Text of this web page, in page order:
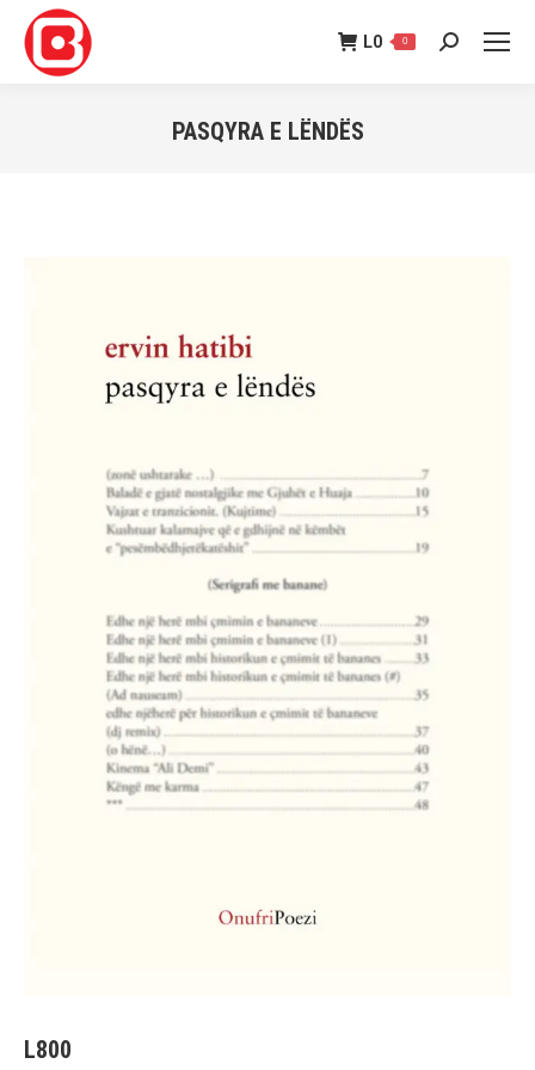
L0 0 Search:
PASQYRA E LËNDËS
L800